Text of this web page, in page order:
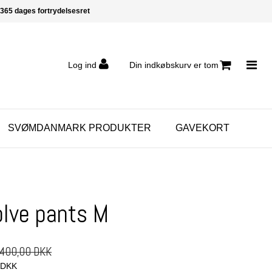
365 dages fortrydelsesret
Log ind Din indkøbskurv er tom
SVØMDANMARK PRODUKTER GAVEKORT
pants M
DKK